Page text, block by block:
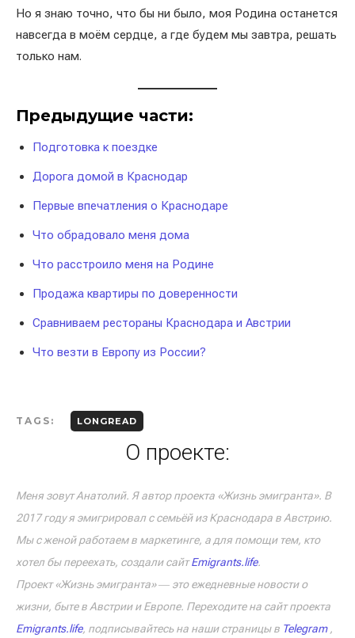
Но я знаю точно, что бы ни было, моя Родина останется
навсегда в моём сердце, а где будем мы завтра, решать
только нам.
Предыдущие части:
Подготовка к поездке
Дорога домой в Краснодар
Первые впечатления о Краснодаре
Что обрадовало меня дома
Что расстроило меня на Родине
Продажа квартиры по доверенности
Сравниваем рестораны Краснодара и Австрии
Что везти в Европу из России?
TAGS: LONGREAD
О проекте:
Меня зовут Анатолий. Я автор проекта «Жизнь эмигранта». В
2017 году я эмигрировал с семьёй из Краснодара в Австрию.
Мы с женой работаем в маркетинге, а для помощи тем, кто
хотел бы переехать, создали сайтEmigrants.life.
Проект «Жизнь эмигранта» ― это ежедневные новости о
жизни, быте в Австрии и Европе. Переходите на сайт проекта
Emigrants.life, подписывайтесь на наши страницы в Telegram,